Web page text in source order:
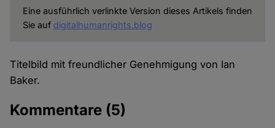
Eine ausführlich verlinkte Version dieses Artikels finden
Sie auf digitalhumanrights.blog
Titelbild mit freundlicher Genehmigung von Ian
Baker.
Kommentare (5)